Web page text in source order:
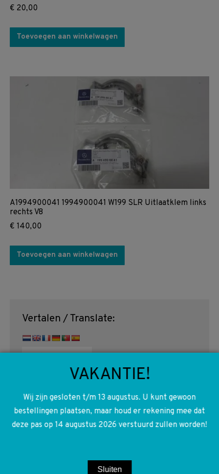
€ 20,00
Toevoegen aan winkelwagen
A1994900041 1994900041 W199 SLR Uitlaatklem links
rechts V8
€ 140,00
Toevoegen aan winkelwagen
Vertalen / Translate:
Productcategorieën
VAKANTIE!
Wij zijn gesloten t/m 13 augustus. U kunt gewoon
bestellingen plaatsen, maar houd er rekening mee dat
deze pas op 14 augustus 2026 verstuurd zullen worden!
Sluiten